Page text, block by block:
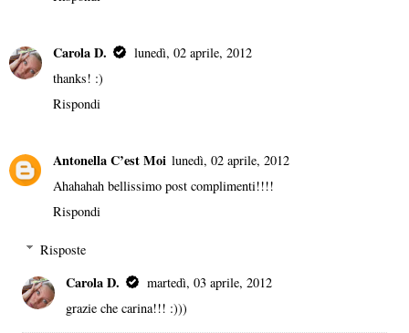
Carola D.
lunedì, 02 aprile, 2012
thanks! :)
Rispondi
Antonella C’est Moi lunedì, 02 aprile, 2012
Ahahahah bellissimo post complimenti!!!!
Rispondi
Risposte
Carola D.
martedì, 03 aprile, 2012
grazie che carina!!! :)))